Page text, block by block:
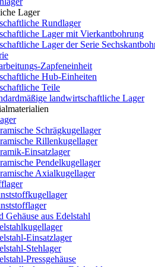
Lager
Rundlager
Lager mit Vierkantbohrung
Lager der Serie
Zapfeneinheit
Hub-Einheiten
Teile
landwirtschaftliche Lager
Schrägkugellager
Rillenkugellager
Einsatzlager
Pendelkugellager
Axialkugellager
Gehäuse aus Edelstahl
Einsatzlager
Stehlager
Pressgehäuse